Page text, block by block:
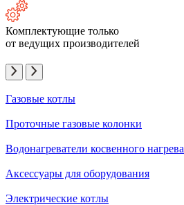
Комплектующие только
от ведущих производителей
Газовые котлы
Проточные газовые колонки
Водонагреватели косвенного нагрева
Аксессуары для оборудования
Электрические котлы